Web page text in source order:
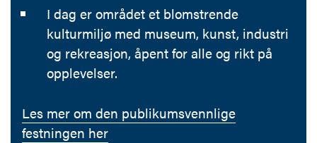
I dag er området et blomstrende
kulturmiljø med museum, kunst, industri
og rekreasjon, åpent for alle og rikt på
opplevelser.
Les mer om den publikumsvennlige
festningen her